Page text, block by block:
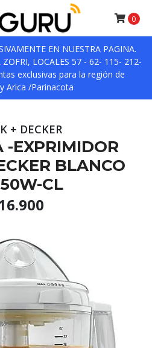
EN NUESTRA PAGINA.
LOCALES 57 - 62- 115- 212-
exclusivas para la región de
Arica /Parinacota
0
+ DECKER
-EXPRIMIDOR
BLANCO
CL